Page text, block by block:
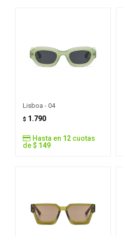
Lisboa - 04
$ 1.790
Hasta en 12 cuotas
de$ 149